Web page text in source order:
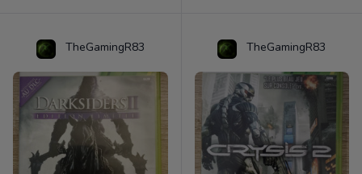
TheGamingR83 TheGamingR83